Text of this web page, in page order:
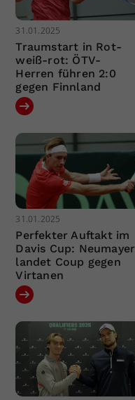
31.01.2025
Traumstart in Rot-
weiß-rot: ÖTV-
Herren führen 2:0
gegen Finnland
31.01.2025
Perfekter Auftakt im
Davis Cup: Neumayer
landet Coup gegen
Virtanen